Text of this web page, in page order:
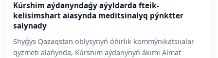
Kúrshim aýdanyndaǵy aýyldarda fteik-
kelisimshart aiasynda meditsinalyq pýnktter
salynady
Shyǵys Qazaqstan oblysynyń óńirlik kommýnikatsiialar
qyzmeti alańynda, Kúrshim aýdanynyń ákimi Almat